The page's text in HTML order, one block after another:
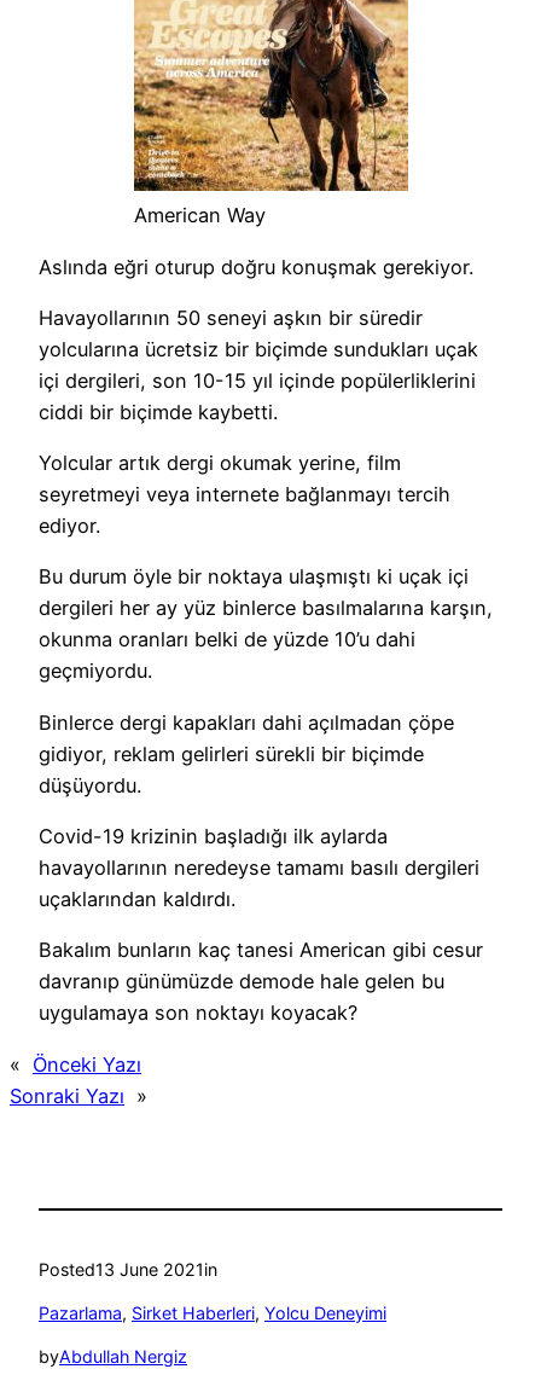
American Way
Aslında eğri oturup doğru konuşmak gerekiyor.
Havayollarının 50 seneyi aşkın bir süredir
yolcularına ücretsiz bir biçimde sundukları uçak
içi dergileri, son 10-15 yıl içinde popülerliklerini
ciddi bir biçimde kaybetti.
Yolcular artık dergi okumak yerine, film
seyretmeyi veya internete bağlanmayı tercih
ediyor.
Bu durum öyle bir noktaya ulaşmıştı ki uçak içi
dergileri her ay yüz binlerce basılmalarına karşın,
okunma oranları belki de yüzde 10’u dahi
geçmiyordu.
Binlerce dergi kapakları dahi açılmadan çöpe
gidiyor, reklam gelirleri sürekli bir biçimde
düşüyordu.
Covid-19 krizinin başladığı ilk aylarda
havayollarının neredeyse tamamı basılı dergileri
uçaklarından kaldırdı.
Bakalım bunların kaç tanesi American gibi cesur
davranıp günümüzde demode hale gelen bu
uygulamaya son noktayı koyacak?
« Önceki Yazı
Sonraki Yazı »
Posted13 June 2021in
Pazarlama, Sirket Haberleri, Yolcu Deneyimi
byAbdullah Nergiz